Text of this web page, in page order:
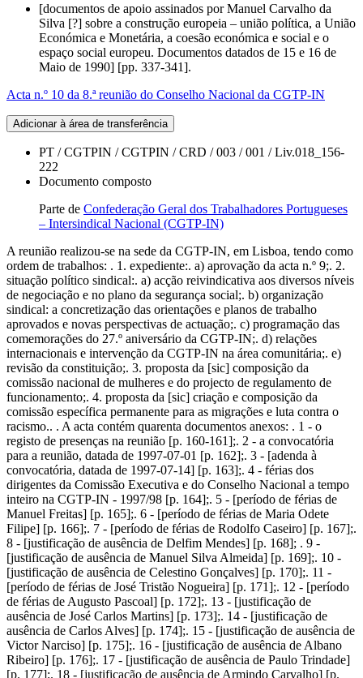
[documentos de apoio assinados por Manuel Carvalho da
Silva [?] sobre a construção europeia – união política, a União
Económica e Monetária, a coesão económica e social e o
espaço social europeu. Documentos datados de 15 e 16 de
Maio de 1990] [pp. 337-341].
Acta n.º 10 da 8.ª reunião do Conselho Nacional da CGTP-IN
Adicionar à área de transferência
PT / CGTPIN / CGTPIN / CRD / 003 / 001 / Liv.018_156-
222
Documento composto
Parte de Confederação Geral dos Trabalhadores Portugueses
– Intersindical Nacional (CGTP-IN)
A reunião realizou-se na sede da CGTP-IN, em Lisboa, tendo como
ordem de trabalhos: . 1. expediente:. a) aprovação da acta n.º 9;. 2.
situação político sindical:. a) acção reivindicativa aos diversos níveis
de negociação e no plano da segurança social;. b) organização
sindical: a concretização das orientações e planos de trabalho
aprovados e novas perspectivas de actuação;. c) programação das
comemorações do 27.º aniversário da CGTP-IN;. d) relações
internacionais e intervenção da CGTP-IN na área comunitária;. e)
revisão da constituição;. 3. proposta da [sic] composição da
comissão nacional de mulheres e do projecto de regulamento de
funcionamento;. 4. proposta da [sic] criação e composição da
comissão específica permanente para as migrações e luta contra o
racismo.. . A acta contém quarenta documentos anexos: . 1 - o
registo de presenças na reunião [p. 160-161];. 2 - a convocatória
para a reunião, datada de 1997-07-01 [p. 162];. 3 - [adenda à
convocatória, datada de 1997-07-14] [p. 163];. 4 - férias dos
dirigentes da Comissão Executiva e do Conselho Nacional a tempo
inteiro na CGTP-IN - 1997/98 [p. 164];. 5 - [período de férias de
Manuel Freitas] [p. 165];. 6 - [período de férias de Maria Odete
Filipe] [p. 166];. 7 - [período de férias de Rodolfo Caseiro] [p. 167];.
8 - [justificação de ausência de Delfim Mendes] [p. 168]; . 9 -
[justificação de ausência de Manuel Silva Almeida] [p. 169];. 10 -
[justificação de ausência de Celestino Gonçalves] [p. 170];. 11 -
[período de férias de José Tristão Nogueira] [p. 171];. 12 - [período
de férias de Augusto Pascoal] [p. 172];. 13 - [justificação de
ausência de José Carlos Martins] [p. 173];. 14 - [justificação de
ausência de Carlos Alves] [p. 174];. 15 - [justificação de ausência de
Victor Narciso] [p. 175];. 16 - [justificação de ausência de Albano
Ribeiro] [p. 176];. 17 - [justificação de ausência de Paulo Trindade]
[p. 177];. 18 - [justificação de ausência de Armindo Carvalho] [p.